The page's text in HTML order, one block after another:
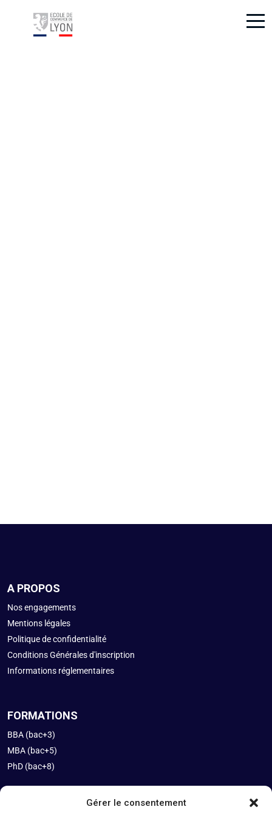
Gérer le consentement
A PROPOS
Nos engagements
Mentions légales
Politique de confidentialité
Conditions Générales d'inscription
Informations réglementaires
FORMATIONS
BBA (bac+3)
MBA (bac+5)
PhD (bac+8)